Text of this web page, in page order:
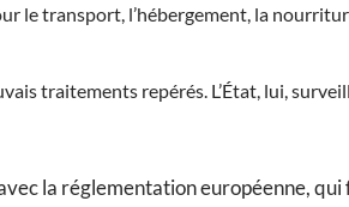
le transport, l’hébergement, la
traitements repérés. L’État, lui,
la réglementation européenne,